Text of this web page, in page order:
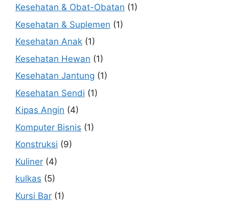
Kesehatan & Obat-Obatan (1)
Kesehatan & Suplemen (1)
Kesehatan Anak (1)
Kesehatan Hewan (1)
Kesehatan Jantung (1)
Kesehatan Sendi (1)
Kipas Angin (4)
Komputer Bisnis (1)
Konstruksi (9)
Kuliner (4)
kulkas (5)
Kursi Bar (1)